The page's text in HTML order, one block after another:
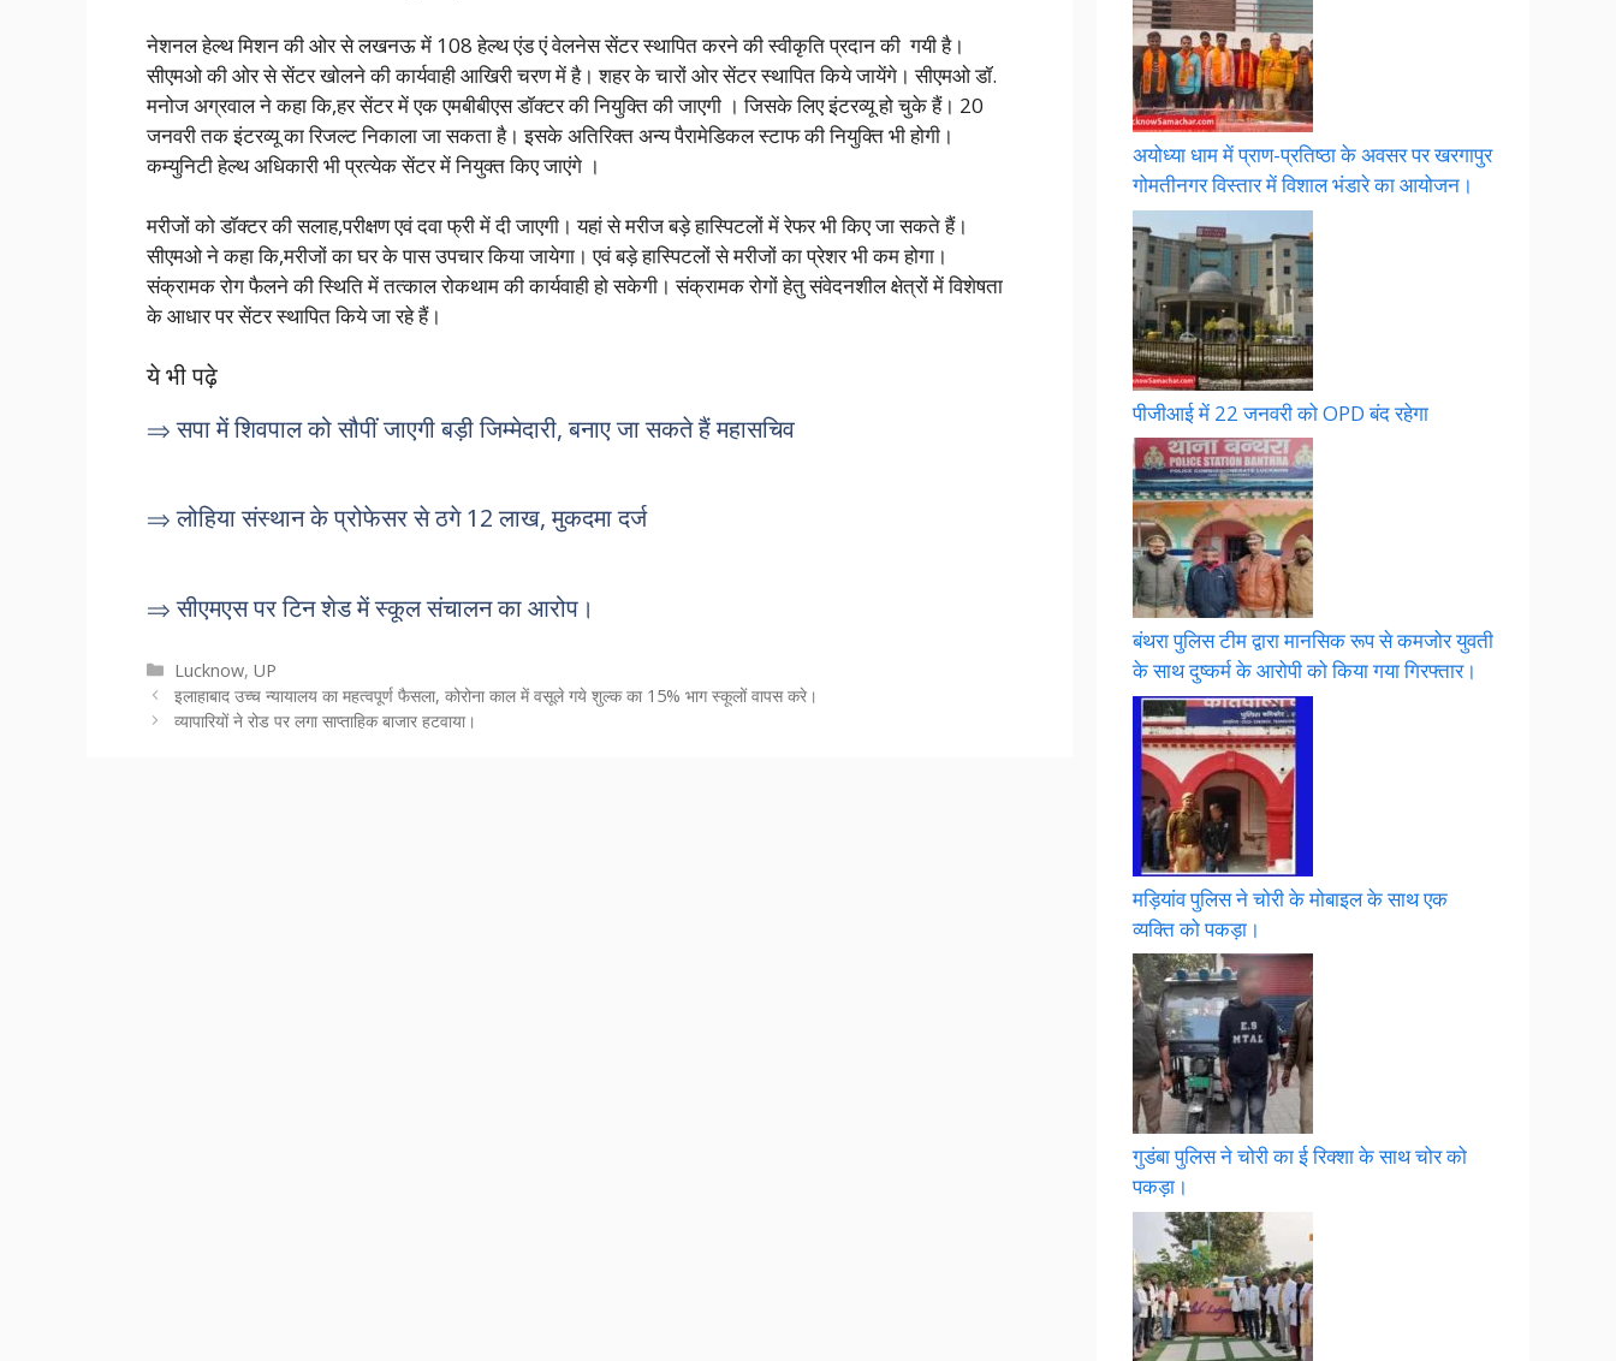
नेशनल हेल्थ मिशन की ओर से लखनऊ में 108 हेल्थ एंड एं वेलनेस सेंटर स्थापित करने की स्वीकृति प्रदान की गयी है।
सीएमओ की ओर से सेंटर खोलने की कार्यवाही आखिरी चरण में है। शहर के चारों ओर सेंटर स्थापित किये जायेंगे। सीएमओ डॉ.
मनोज अग्रवाल ने कहा कि,हर सेंटर में एक एमबीबीएस डॉक्टर की नियुक्ति की जाएगी । जिसके लिए इंटरव्यू हो चुके हैं। 20
जनवरी तक इंटरव्यू का रिजल्ट निकाला जा सकता है। इसके अतिरिक्त अन्य पैरामेडिकल स्टाफ की नियुक्ति भी होगी।
कम्युनिटी हेल्थ अधिकारी भी प्रत्येक सेंटर में नियुक्त किए जाएंगे ।
मरीजों को डॉक्टर की सलाह,परीक्षण एवं दवा फ्री में दी जाएगी। यहां से मरीज बड़े हास्पिटलों में रेफर भी किए जा सकते हैं।
सीएमओ ने कहा कि,मरीजों का घर के पास उपचार किया जायेगा। एवं बड़े हास्पिटलों से मरीजों का प्रेशर भी कम होगा।
संक्रामक रोग फैलने की स्थिति में तत्काल रोकथाम की कार्यवाही हो सकेगी। संक्रामक रोगों हेतु संवेदनशील क्षेत्रों में विशेषता
के आधार पर सेंटर स्थापित किये जा रहे हैं।
ये भी पढ़े
⇒ सपा में शिवपाल को सौपीं जाएगी बड़ी जिम्मेदारी, बनाए जा सकते हैं महासचिव
⇒ लोहिया संस्थान के प्रोफेसर से ठगे 12 लाख, मुकदमा दर्ज
⇒ सीएमएस पर टिन शेड में स्कूल संचालन का आरोप।
Categories
Lucknow,UP
इलाहाबाद उच्च न्यायालय का महत्वपूर्ण फैसला, कोरोना काल में वसूले गये शुल्क का 15% भाग स्कूलों वापस करे।
व्यापारियों ने रोड पर लगा साप्ताहिक बाजार हटवाया।
अयोध्या धाम में प्राण-प्रतिष्ठा के अवसर पर खरगापुर
गोमतीनगर विस्तार में विशाल भंडारे का आयोजन।
पीजीआई में 22 जनवरी को OPD बंद रहेगा
बंथरा पुलिस टीम द्वारा मानसिक रूप से कमजोर युवती
के साथ दुष्कर्म के आरोपी को किया गया गिरफ्तार।
मड़ियांव पुलिस ने चोरी के मोबाइल के साथ एक
व्यक्ति को पकड़ा।
गुडंबा पुलिस ने चोरी का ई रिक्शा के साथ चोर को
पकड़ा।